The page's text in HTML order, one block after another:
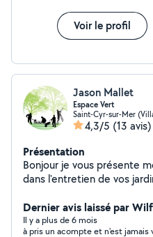
Voir le profil
Jason Mallet
Espace Vert
Saint-Cyr-sur-Mer
4,3/5 (13 avis)
Présentation
Bonjour je vous présente
dans l'entretien de vos
à nous contacter pour un
travaille propre et soigner
Dernier avis laissé par
Il y a plus de 6 mois
à pris un acompte et n'est jamais